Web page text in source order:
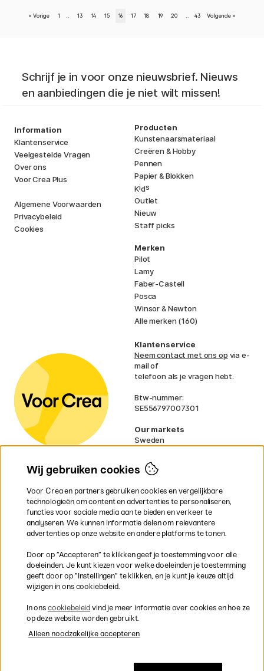
« Vorige 1 13 14 15 16 17 18 19 20 43 Volgende »
Schrijf je in voor onze nieuwsbrief. Nieuws
en aanbiedingen die je niet wilt missen!
Information
Klantenservice
Veelgestelde Vragen
Over ons
Voor Crea Plus
Algemene Voorwaarden
Privacybeleid
Cookies
Producten
Kunstenaarsmateriaal
Creëren & Hobby
Pennen
Papier & Blokken
Kids
Outlet
Nieuw
Staff picks
Merken
Pilot
Lamy
Faber-Castell
Posca
Winsor & Newton
Alle merken (160)
Klantenservice
Neem contact met ons op via e-
mail of
telefoon als je vragen hebt.
Btw-nummer:
SE556797007301
Our markets
Sweden
Denmark
Finland
Ireland
Germany
UK
EU
gelden voor volumineuze producten.
Snel en veilig met creditcard of iDEAL
Wij gebruiken cookies
Voor Crea en partners gebruiken cookies en vergelijkbare
technologieën om content en advertenties te personaliseren,
functies voor sociale media aan te bieden en verkeer te
analyseren. We kunnen informatie delen om relevantere
advertenties op onze website en andere platforms te tonen.
Door op ”Accepteren” te klikken geef je toestemming voor alle
doeleinden. Je kunt kiezen voor welke doeleinden je toestemming
geeft door op ”Instellingen” te klikken, en je kunt je keuze altijd
wijzigen in ons cookiebeleid.
In ons cookiebeleid vind je meer informatie over cookies en hoe ze
op deze website worden gebruikt.
Alleen noodzakelijke accepteren